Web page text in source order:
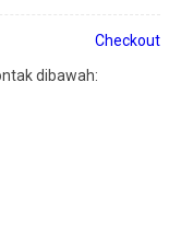
Checkout
dibawah: